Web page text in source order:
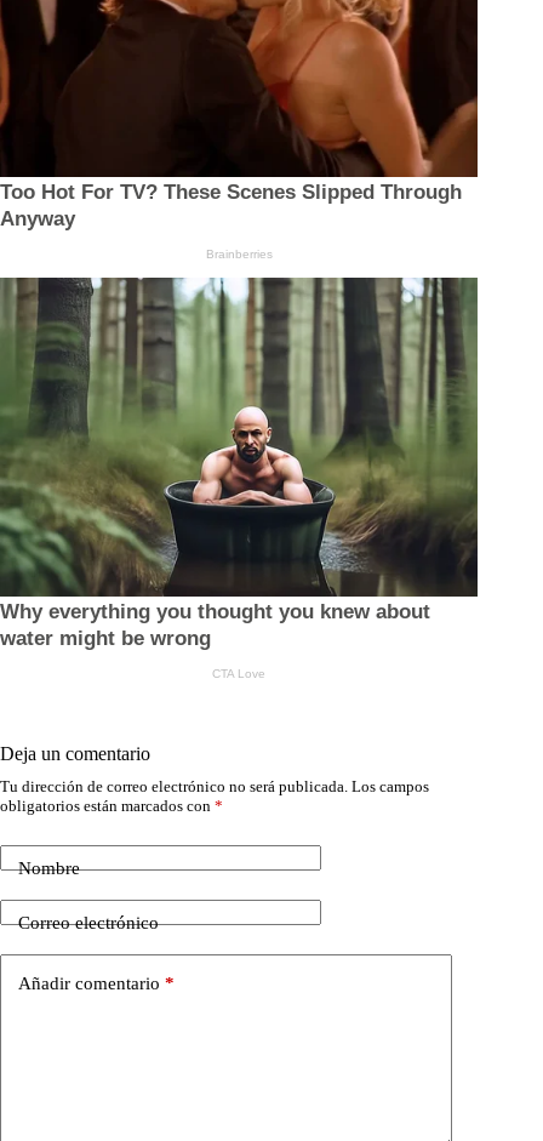
Deja un comentario
Tu dirección de correo electrónico no será publicada. Los campos
obligatorios están marcados con *
Nombre
Correo electrónico
Añadir comentario *